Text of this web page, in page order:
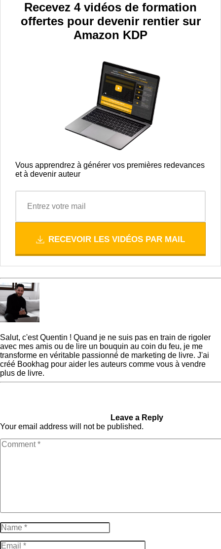
Recevez 4 vidéos de formation
offertes pour devenir rentier sur
Amazon KDP
Vous apprendrez à générer vos premières redevances
et à devenir auteur
RECEVOIR LES VIDÉOS PAR MAIL
Salut, c'est Quentin ! Quand je ne suis pas en train de rigoler
avec mes amis ou de lire un bouquin au coin du feu, je me
transforme en véritable passionné de marketing de livre. J'ai
créé Bookhag pour aider les auteurs comme vous à vendre
plus de livre.
Leave a Reply
Your email address will not be published.